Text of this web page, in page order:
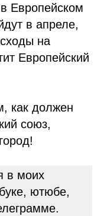
Европейском
в апреле,
на
Европейский
как должен
союз,
в моих
ютюбе,